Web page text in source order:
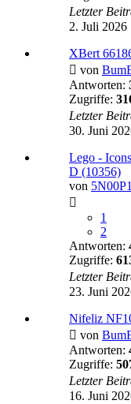
Letzter
2. Juli 2026
XBert
von
Antworten:
Zugriffe:
Letzter
30. Juni
Lego -
D (10356)
von 5N00P1
1
2
Antworten:
Zugriffe:
Letzter
23. Juni
Nifeliz
von
Antworten:
Zugriffe:
Letzter
16. Juni